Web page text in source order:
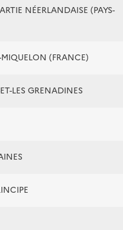
NÉERLANDAISE (PAYS-
MIQUELON (FRANCE)
LES GRENADINES